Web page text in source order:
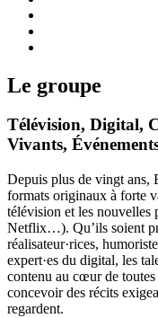
Le groupe
Télévision, Digital,
Vivants,
Depuis plus de vingt ans,
formats originaux à forte
télévision et les nouvelles
Netflix…). Qu’ils soient
réalisateur·rices,
expert·es du digital, les
contenu au cœur de
concevoir des récits
regardent.